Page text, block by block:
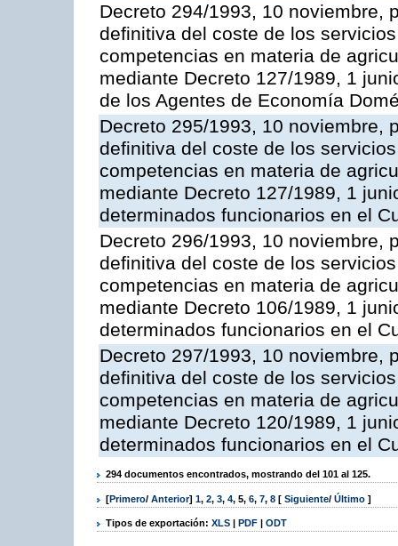
Decreto 294/1993, 10 noviembre,
definitiva del coste de los
competencias en materia de
mediante Decreto 127/1989, 1
de los Agentes de Economía
Decreto 295/1993, 10 noviembre,
definitiva del coste de los
competencias en materia de
mediante Decreto 127/1989, 1
determinados funcionarios en el
Decreto 296/1993, 10 noviembre,
definitiva del coste de los
competencias en materia de
mediante Decreto 106/1989, 1
determinados funcionarios en el
Decreto 297/1993, 10 noviembre,
definitiva del coste de los
competencias en materia de
mediante Decreto 120/1989, 1
determinados funcionarios en el
294 documentos encontrados, mostrando del 101 al 125.
[Primero/ Anterior] 1, 2, 3, 4, 5, 6, 7, 8 [ Siguiente/ Último ]
Tipos de exportación: XLS | PDF | ODT